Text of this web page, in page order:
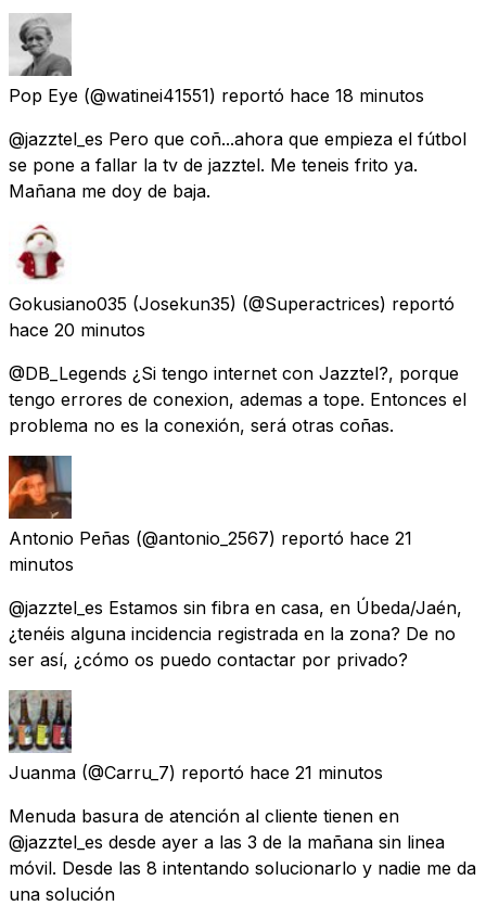
Pop Eye (@watinei41551) reportó hace 18 minutos
@jazztel_es Pero que coñ...ahora que empieza el fútbol
se pone a fallar la tv de jazztel. Me teneis frito ya.
Mañana me doy de baja.
Gokusiano035 (Josekun35) (@Superactrices) reportó
hace 20 minutos
@DB_Legends ¿Si tengo internet con Jazztel?, porque
tengo errores de conexion, ademas a tope. Entonces el
problema no es la conexión, será otras coñas.
Antonio Peñas (@antonio_2567) reportó hace 21
minutos
@jazztel_es Estamos sin fibra en casa, en Úbeda/Jaén,
¿tenéis alguna incidencia registrada en la zona? De no
ser así, ¿cómo os puedo contactar por privado?
Juanma (@Carru_7) reportó hace 21 minutos
Menuda basura de atención al cliente tienen en
@jazztel_es desde ayer a las 3 de la mañana sin linea
móvil. Desde las 8 intentando solucionarlo y nadie me da
una solución